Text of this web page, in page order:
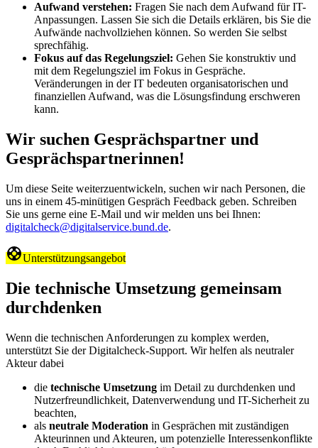
Aufwand verstehen: Fragen Sie nach dem Aufwand für IT-
Anpassungen. Lassen Sie sich die Details erklären, bis Sie die
Aufwände nachvollziehen können. So werden Sie selbst
sprechfähig.
Fokus auf das Regelungsziel: Gehen Sie konstruktiv und
mit dem Regelungsziel im Fokus in Gespräche.
Veränderungen in der IT bedeuten organisatorischen und
finanziellen Aufwand, was die Lösungsfindung erschweren
kann.
Wir suchen Gesprächspartner und
Gesprächspartnerinnen!
Um diese Seite weiterzuentwickeln, suchen wir nach Personen, die
uns in einem 45-minütigen Gespräch Feedback geben. Schreiben
Sie uns gerne eine E-Mail und wir melden uns bei Ihnen:
digitalcheck@digitalservice.bund.de.
Unterstützungsangebot
Die technische Umsetzung gemeinsam
durchdenken
Wenn die technischen Anforderungen zu komplex werden,
unterstützt Sie der Digitalcheck-Support. Wir helfen als neutraler
Akteur dabei
die technische Umsetzung im Detail zu durchdenken und
Nutzerfreundlichkeit, Datenverwendung und IT-Sicherheit zu
beachten,
als neutrale Moderation in Gesprächen mit zuständigen
Akteurinnen und Akteuren, um potenzielle Interessenkonflikte